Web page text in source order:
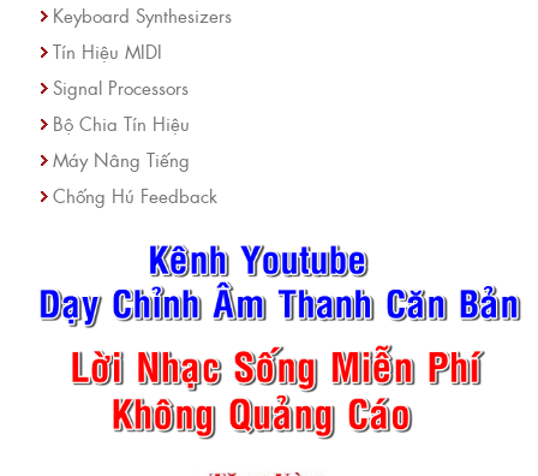
Keyboard Synthesizers
Tín Hiệu MIDI
Signal Processors
Bộ Chia Tín Hiệu
Máy Nâng Tiếng
Chống Hú Feedback